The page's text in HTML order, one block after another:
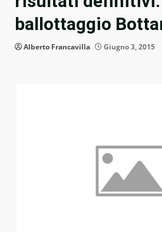
ballottaggio
Alberto Francavilla Giugno 3, 2015